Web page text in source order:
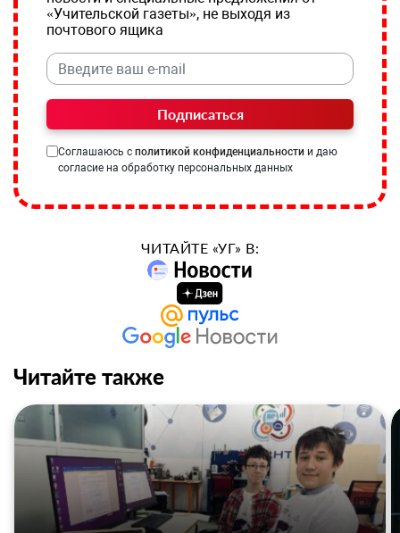
«Учительской газеты», не выходя из
почтового ящика
Подписаться
Соглашаюсь с политикой конфиденциальности и даю
согласие на обработку персональных данных
ЧИТАЙТЕ «УГ» В:
Читайте также